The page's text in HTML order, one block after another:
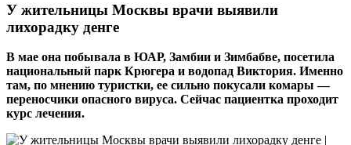
У жительницы Москвы врачи выявили
лихорадку денге
В мае она побывала в ЮАР, Замбии и Зимбабве, посетила
национальный парк Крюгера и водопад Виктория. Именно
там, по мнению туристки, ее сильно покусали комары —
переносчики опасного вируса. Сейчас пациентка проходит
курс лечения.